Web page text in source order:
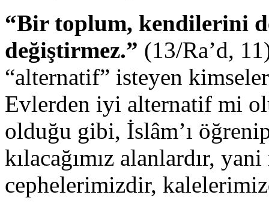
“Bir toplum, kendilerini
değiştirmez.” (13/Ra’d,
“alternatif” isteyen
Evlerden iyi alternatif mi
olduğu gibi, İslâm’ı
kılacağımız alanlardır,
cephelerimizdir,